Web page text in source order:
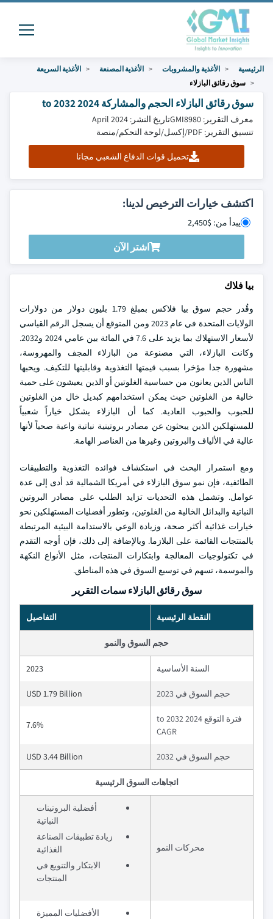
الرئيسية الأغذية والمشروبات الأغذية المصنعة
الأغذية السريعة
سوق رقائق البازلاء
سوق رقائق البازلاء الحجم والمشاركة 2024 to 2032
معرف التقرير: GMI8980
تاريخ النشر: April 2024
تنسيق التقرير: PDF/إكسل/لوحة التحكم/منصة
تحميل قوات الدفاع الشعبي مجانا
اكتشف خيارات الترخيص لدينا:
يبدأ من: $2,450
اشتر الآن
بيا فلاك
وقُدر حجم سوق بيا فلاكس بمبلغ 1.79 بليون دولار من دولارات
الولايات المتحدة في عام 2023 ومن المتوقع أن يسجل الرقم القياسي
لأسعار الاستهلاك بما يزيد على 7.6 في المائة بين عامي 2024 و2032.
وكانت البازلاء، التي مصنوعة من البازلاء المجف والمهروسة،
مشهورة جدا مؤخرا بسبب قيمتها التغذوية وقابليتها للتكيف. ويحبها
الناس الذين يعانون من حساسية الغلوتين أو الذين يعيشون على حمية
خالية من الغلوتين حيث يمكن استخدامهم كبديل خال من الغلوتين
للحبوب والحبوب العادية. كما أن البازلاء يشكل خياراً شعبياً
للمستهلكين الذين يبحثون عن مصادر بروتينية نباتية واعية صحياً لأنها
عالية في الألياف والبروتين وغيرها من العناصر الهامة.
ومع استمرار البحث في استكشاف فوائده التغذوية والتطبيقات
الطائفية، فإن نمو سوق البازلاء في أمريكا الشمالية قد أدى إلى عدة
عوامل. وتشمل هذه التحديات تزايد الطلب على مصادر البروتين
النباتية والبدائل الخالية من الغلوتين، وتطور أفضليات المستهلكين نحو
خيارات غذائية أكثر صحة، وزيادة الوعي بالاستدامة البيئية المرتبطة
بالمنتجات القائمة على البلازما. وبالإضافة إلى ذلك، فإن أوجه التقدم
في تكنولوجيات المعالجة وابتكارات المنتجات، مثل الأنواع النكهة
والموسمة، تسهم في توسيع السوق في هذه المناطق.
سوق رقائق البازلاء سمات التقرير
النقطة الرئيسية التفاصيل
حجم السوق والنمو
السنة الأساسية 2023
حجم السوق في 2023 USD 1.79 Billion
فترة التوقع 2024 to 2032
CAGR
7.6%
حجم السوق في 2032 USD 3.44 Billion
اتجاهات السوق الرئيسية
محركات النمو
أفضلية البروتينات
النباتية
زيادة تطبيقات الصناعة
الغذائية
الابتكار والتنويع في
المنتجات
الأفضليات المميزة